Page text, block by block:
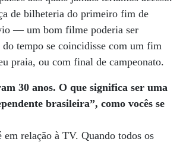
de bilheteria do primeiro fim de
— um bom filme poderia ser
do tempo se coincidisse com um fim
praia, ou com final de campeonato.
30 anos. O que significa ser uma
brasileira”, como vocês se
em relação à TV. Quando todos os